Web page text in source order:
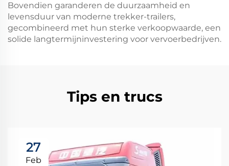
Bovendien garanderen de duurzaamheid en
levensduur van moderne trekker-trailers,
gecombineerd met hun sterke verkoopwaarde, een
solide langtermijninvestering voor vervoerbedrijven.
Tips en trucs
27
Feb